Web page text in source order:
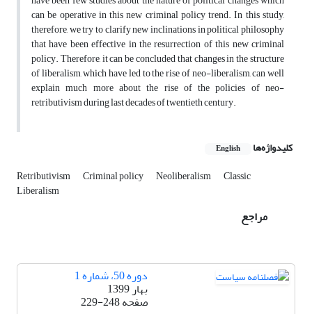
can be operative in this new criminal policy trend. In this study,
therefore, we try to clarify new inclinations in political philosophy
that have been effective in the resurrection of this new criminal
policy. Therefore, it can be concluded that changes in the structure
of liberalism, which have led to the rise of neo-liberalism, can well
explain much more about the rise of the policies of neo-
retributivism during last decades of twentieth century.
کلیدواژه‌ها English
Retributivism Criminal policy Neoliberalism Classic
Liberalism
مراجع
دوره 50، شماره 1
بهار 1399
صفحه229-248